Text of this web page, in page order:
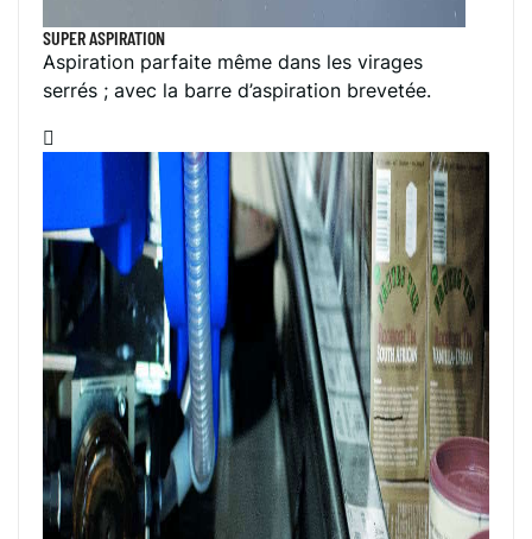
SUPER ASPIRATION
Aspiration parfaite même dans les virages
serrés ; avec la barre d’aspiration brevetée.